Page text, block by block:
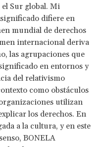
Sur global. Mi
difiere en
mundial de derechos
internacional deriva
las agrupaciones que
en entornos y
del relativismo
como obstáculos
utilizan
los derechos. En
a la cultura, y en este
BONELA